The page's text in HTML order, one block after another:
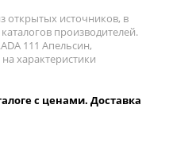
открытых источников, в
производителей.
111 Апельсин,
характеристики
с ценами. Доставка